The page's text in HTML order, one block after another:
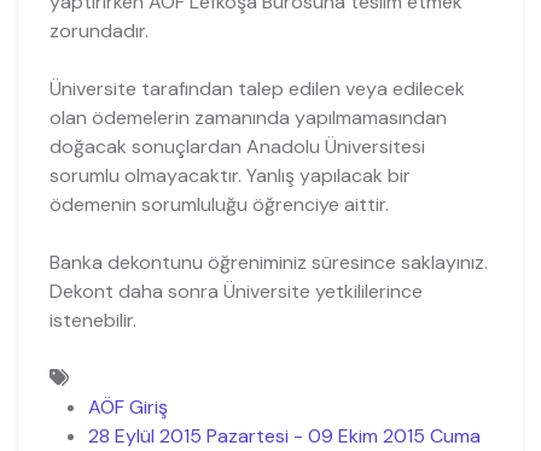
zorundadır.
Üniversite tarafından talep edilen veya edilecek
olan ödemelerin zamanında yapılmamasından
doğacak sonuçlardan Anadolu Üniversitesi
sorumlu olmayacaktır. Yanlış yapılacak bir
ödemenin sorumluluğu öğrenciye aittir.
Banka dekontunu öğreniminiz süresince saklayınız.
Dekont daha sonra Üniversite yetkililerince
istenebilir.
AÖF Giriş
28 Eylül 2015 Pazartesi - 09 Ekim 2015 Cuma